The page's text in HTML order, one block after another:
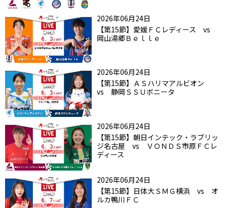
2026年06月24日
【第15節】愛媛ＦＣレディース vs
岡山湯郷Ｂｅｌｌｅ
2026年06月24日
【第15節】ＡＳハリマアルビオン
vs 静岡ＳＳＵボニータ
2026年06月24日
【第15節】朝日インテック・ラブリッ
ジ名古屋 vs ＶＯＮＤＳ市原ＦＣレ
ディース
2026年06月24日
【第15節】日体大ＳＭＧ横浜 vs オ
ルカ鴨川ＦＣ